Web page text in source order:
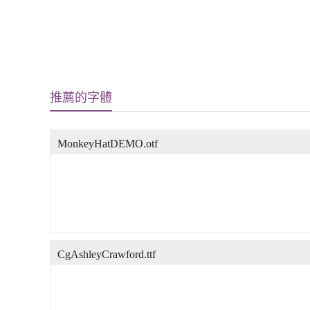
推薦的字體
MonkeyHatDEMO.otf
CgAshleyCrawford.ttf